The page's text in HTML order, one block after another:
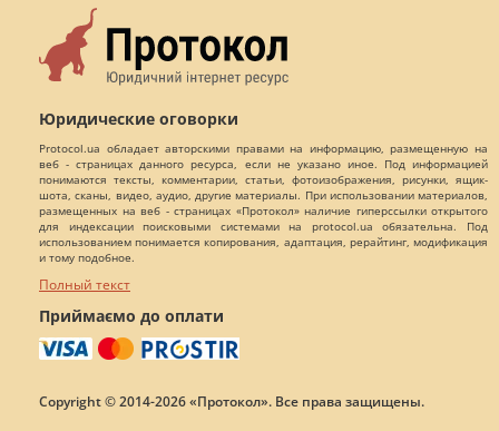
Юридические оговорки
Protocol.ua обладает авторскими правами на информацию, размещенную на
веб - страницах данного ресурса, если не указано иное. Под информацией
понимаются тексты, комментарии, статьи, фотоизображения, рисунки, ящик-
шота, сканы, видео, аудио, другие материалы. При использовании материалов,
размещенных на веб - страницах «Протокол» наличие гиперссылки открытого
для индексации поисковыми системами на protocol.ua обязательна. Под
использованием понимается копирования, адаптация, рерайтинг, модификация
и тому подобное.
Полный текст
Приймаємо до оплати
Copyright © 2014-2026 «Протокол». Все права защищены.